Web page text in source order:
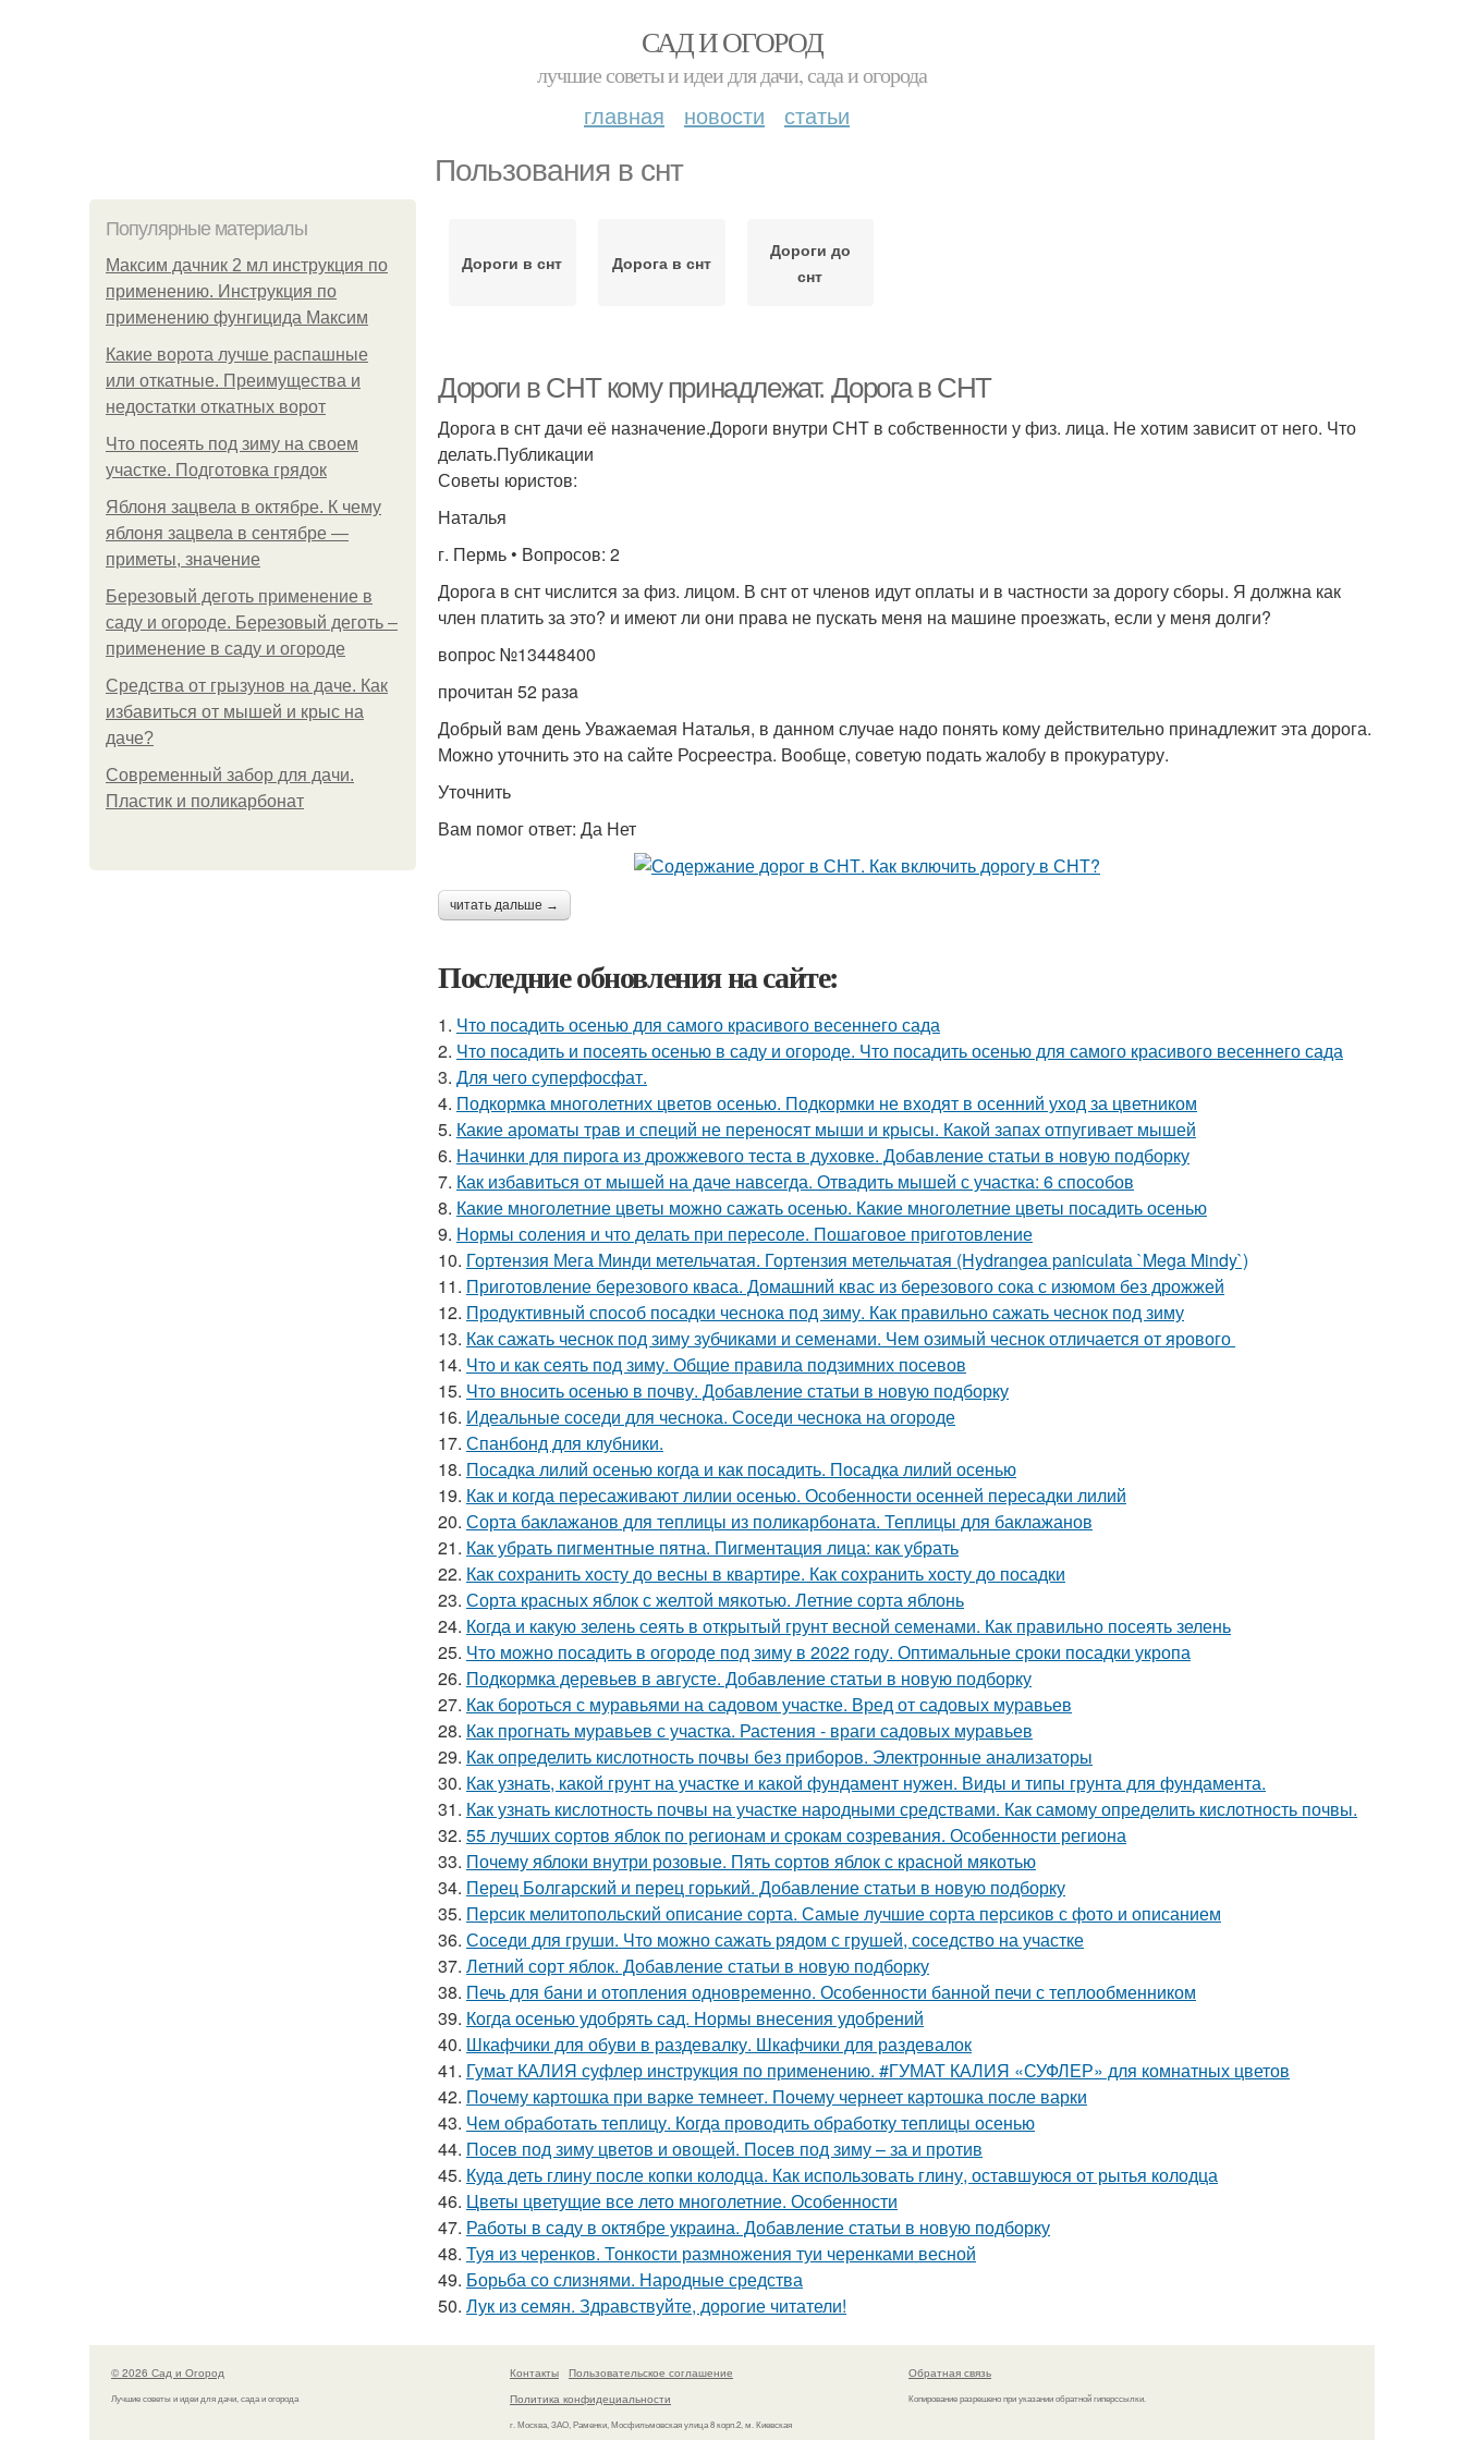
САД И ОГОРОД
лучшие советы и идеи для дачи, сада и огорода
главная новости статьи
Пользования в снт
Популярные материалы
Максим дачник 2 мл инструкция по
применению. Инструкция по
применению фунгицида Максим
Какие ворота лучше распашные
или откатные. Преимущества и
недостатки откатных ворот
Что посеять под зиму на своем
участке. Подготовка грядок
Яблоня зацвела в октябре. К чему
яблоня зацвела в сентябре —
приметы, значение
Березовый деготь применение в
саду и огороде. Березовый деготь –
применение в саду и огороде
Средства от грызунов на даче. Как
избавиться от мышей и крыс на
даче?
Современный забор для дачи.
Пластик и поликарбонат
Дороги в снт Дорога в снт
Дороги до
снт
Дороги в СНТ кому принадлежат. Дорога в СНТ
Дорога в снт дачи её назначение.Дороги внутри СНТ в собственности у физ. лица. Не хотим зависит от него. Что
делать.Публикации
Советы юристов:
Наталья
г. Пермь • Вопросов: 2
Дорога в снт числится за физ. лицом. В снт от членов идут оплаты и в частности за дорогу сборы. Я должна как
член платить за это? и имеют ли они права не пускать меня на машине проезжать, если у меня долги?
вопрос №13448400
прочитан 52 разa
Добрый вам день Уважаемая Наталья, в данном случае надо понять кому действительно принадлежит эта дорога.
Можно уточнить это на сайте Росреестра. Вообще, советую подать жалобу в прокуратуру.
Уточнить
Вам помог ответ: Да Нет
читать дальше →
Последние обновления на сайте:
1. Что посадить осенью для самого красивого весеннего сада
2. Что посадить и посеять осенью в саду и огороде. Что посадить осенью для самого красивого весеннего сада
3. Для чего суперфосфат.
4. Подкормка многолетних цветов осенью. Подкормки не входят в осенний уход за цветником
5. Какие ароматы трав и специй не переносят мыши и крысы. Какой запах отпугивает мышей
6. Начинки для пирога из дрожжевого теста в духовке. Добавление статьи в новую подборку
7. Как избавиться от мышей на даче навсегда. Отвадить мышей с участка: 6 способов
8. Какие многолетние цветы можно сажать осенью. Какие многолетние цветы посадить осенью
9. Нормы соления и что делать при пересоле. Пошаговое приготовление
10. Гортензия Мега Минди метельчатая. Гортензия метельчатая (Hydrangea paniculata `Mega Mindy`)
11. Приготовление березового кваса. Домашний квас из березового сока с изюмом без дрожжей
12. Продуктивный способ посадки чеснока под зиму. Как правильно сажать чеснок под зиму
13. Как сажать чеснок под зиму зубчиками и семенами. Чем озимый чеснок отличается от ярового
14. Что и как сеять под зиму. Общие правила подзимних посевов
15. Что вносить осенью в почву. Добавление статьи в новую подборку
16. Идеальные соседи для чеснока. Соседи чеснока на огороде
17. Спанбонд для клубники.
18. Посадка лилий осенью когда и как посадить. Посадка лилий осенью
19. Как и когда пересаживают лилии осенью. Особенности осенней пересадки лилий
20. Сорта баклажанов для теплицы из поликарбоната. Теплицы для баклажанов
21. Как убрать пигментные пятна. Пигментация лица: как убрать
22. Как сохранить хосту до весны в квартире. Как сохранить хосту до посадки
23. Сорта красных яблок с желтой мякотью. Летние сорта яблонь
24. Когда и какую зелень сеять в открытый грунт весной семенами. Как правильно посеять зелень
25. Что можно посадить в огороде под зиму в 2022 году. Оптимальные сроки посадки укропа
26. Подкормка деревьев в августе. Добавление статьи в новую подборку
27. Как бороться с муравьями на садовом участке. Вред от садовых муравьев
28. Как прогнать муравьев с участка. Растения - враги садовых муравьев
29. Как определить кислотность почвы без приборов. Электронные анализаторы
30. Как узнать, какой грунт на участке и какой фундамент нужен. Виды и типы грунта для фундамента.
31. Как узнать кислотность почвы на участке народными средствами. Как самому определить кислотность почвы.
32. 55 лучших сортов яблок по регионам и срокам созревания. Особенности региона
33. Почему яблоки внутри розовые. Пять сортов яблок с красной мякотью
34. Перец Болгарский и перец горький. Добавление статьи в новую подборку
35. Персик мелитопольский описание сорта. Самые лучшие сорта персиков с фото и описанием
36. Соседи для груши. Что можно сажать рядом с грушей, соседство на участке
37. Летний сорт яблок. Добавление статьи в новую подборку
38. Печь для бани и отопления одновременно. Особенности банной печи с теплообменником
39. Когда осенью удобрять сад. Нормы внесения удобрений
40. Шкафчики для обуви в раздевалку. Шкафчики для раздевалок
41. Гумат КАЛИЯ суфлер инструкция по применению. #ГУМАТ КАЛИЯ «СУФЛЕР» для комнатных цветов
42. Почему картошка при варке темнеет. Почему чернеет картошка после варки
43. Чем обработать теплицу. Когда проводить обработку теплицы осенью
44. Посев под зиму цветов и овощей. Посев под зиму – за и против
45. Куда деть глину после копки колодца. Как использовать глину, оставшуюся от рытья колодца
46. Цветы цветущие все лето многолетние. Особенности
47. Работы в саду в октябре украина. Добавление статьи в новую подборку
48. Туя из черенков. Тонкости размножения туи черенками весной
49. Борьба со слизнями. Народные средства
50. Лук из семян. Здравствуйте, дорогие читатели!
© 2026 Сад и Огород
Лучшие советы и идеи для дачи, сада и огорода
Контакты
Пользовательское соглашение
Политика конфидециальности
г. Москва, ЗАО, Раменки, Мосфильмовская улица 8 корп.2, м. Киевская
Обратная связь
Копирование разрешено при указании обратной гиперссылки.